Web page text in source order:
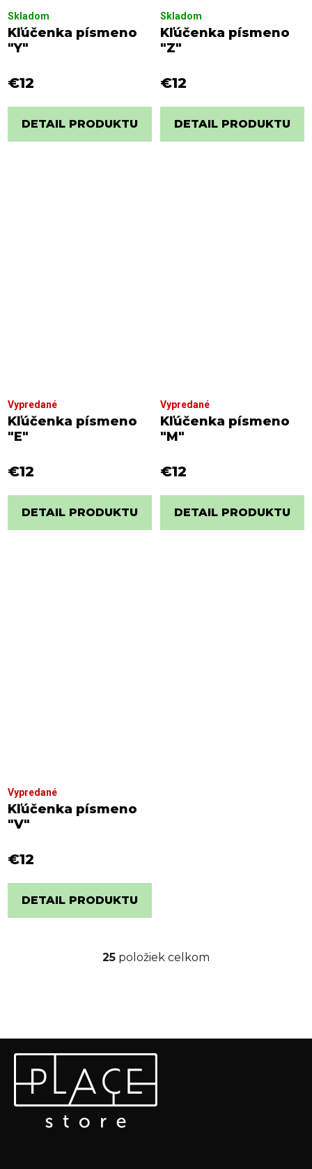
Kľúčenka písmeno
"Y"
Skladom
€12
DETAIL PRODUKTU
Kľúčenka písmeno
"Z"
Skladom
€12
DETAIL PRODUKTU
Kľúčenka písmeno
"E"
Vypredané
€12
DETAIL PRODUKTU
Kľúčenka písmeno
"M"
Vypredané
€12
DETAIL PRODUKTU
Kľúčenka písmeno
"V"
Vypredané
€12
DETAIL PRODUKTU
O
a
c
e
p
25 položiek celkom
Odoberať newsletter
Vložte svoj e-mail a my Vám budeme zasielať informácie
o nových produktoch na našom e-shope.